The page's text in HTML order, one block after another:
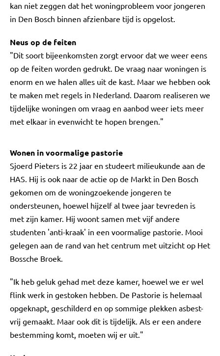
kan niet zeggen dat het woningprobleem voor jongeren
in Den Bosch binnen afzienbare tijd is opgelost.
Neus op de feiten
"Dit soort bijeenkomsten zorgt ervoor dat we weer eens
op de feiten worden gedrukt. De vraag naar woningen is
enorm en we halen alles uit de kast. Maar we hebben ook
te maken met regels in Nederland. Daarom realiseren we
tijdelijke woningen om vraag en aanbod weer iets meer
met elkaar in evenwicht te hopen brengen."
Wonen in voormalige pastorie
Sjoerd Pieters is 22 jaar en studeert milieukunde aan de
HAS. Hij is ook naar de actie op de Markt in Den Bosch
gekomen om de woningzoekende jongeren te
ondersteunen, hoewel hijzelf al twee jaar tevreden is
met zijn kamer. Hij woont samen met vijf andere
studenten 'anti-kraak' in een voormalige pastorie. Mooi
gelegen aan de rand van het centrum met uitzicht op Het
Bossche Broek.
"Ik heb geluk gehad met deze kamer, hoewel we er wel
flink werk in gestoken hebben. De Pastorie is helemaal
opgeknapt, geschilderd en op sommige plekken asbest-
vrij gemaakt. Maar ook dit is tijdelijk. Als er een andere
bestemming komt, moeten wij er uit."